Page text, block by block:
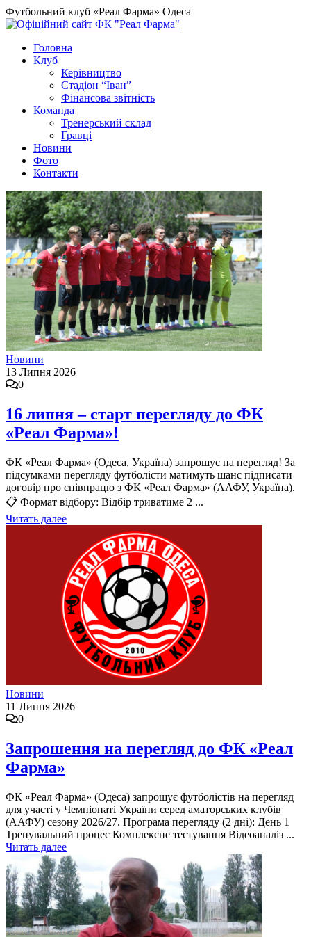
Футбольний клуб «Реал Фарма» Одеса
Головна
Клуб
Керівництво
Стадіон “Іван”
Фінансова звітність
Команда
Тренерський склад
Гравці
Новини
Фото
Контакти
Новини
13 Липня 2026
0
16 липня – старт перегляду до ФК
«Реал Фарма»!
ФК «Реал Фарма» (Одеса, Україна) запрошує на перегляд! За
підсумками перегляду футболісти матимуть шанс підписати
договір про співпрацю з ФК «Реал Фарма» (ААФУ, Україна).
📋 Формат відбору: Відбір триватиме 2 ...
Читать далее
Новини
11 Липня 2026
0
Запрошення на перегляд до ФК «Реал
Фарма»
ФК «Реал Фарма» (Одеса) запрошує футболістів на перегляд
для участі у Чемпіонаті України серед аматорських клубів
(ААФУ) сезону 2026/27. Програма перегляду (2 дні): День 1
Тренувальний процес Комплексне тестування Відеоаналіз ...
Читать далее